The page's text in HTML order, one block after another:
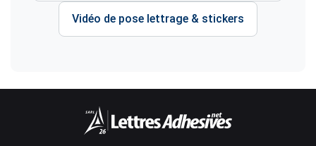
Vidéo de pose lettrage & stickers